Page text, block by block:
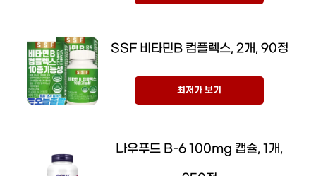
SSF 비타민B 컴플렉스, 2개, 90정
최저가 보기
나우푸드 B-6 100mg 캡슐, 1개,